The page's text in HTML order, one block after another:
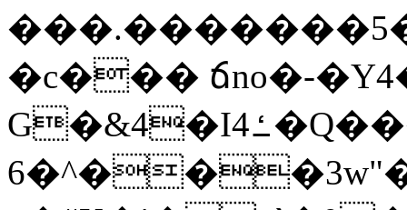
�c��� ճno�-
G�&4�Iߑ4�Q�����A8�8{W��gž